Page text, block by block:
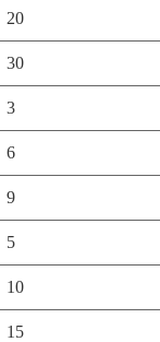
20
30
3
6
9
5
10
15